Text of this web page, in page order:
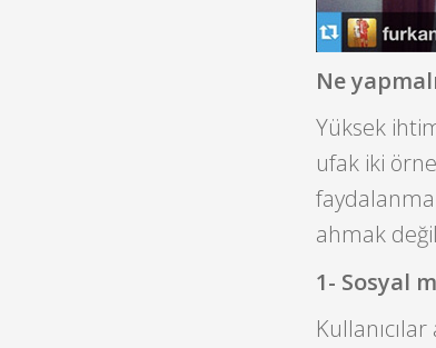
Ne
Yüksek
ufak iki
ahmak
1- Sosyal